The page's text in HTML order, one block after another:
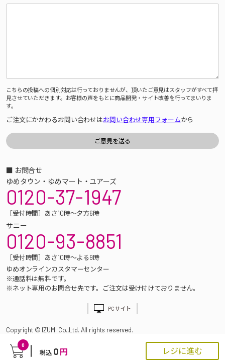
0
税込 0 円 レジに進む
こちらの投稿への個別対応は行っておりませんが、頂いたご意見はスタッフがすべて拝
見させていただきます。お客様の声をもとに商品開発・サイト改善を行ってまいりま
す。
ご注文にかかわるお問い合わせはお問い合わせ専用フォームから
■ お問合せ
ゆめタウン・ゆめマート・ユアーズ
0120-37-1947
［受付時間］あさ10時～夕方6時
サニー
0120-93-8851
［受付時間］あさ10時～よる9時
ゆめオンラインカスタマーセンター
※通話料は無料です。
※ネット専用のお問合せ先です。ご注文は受け付けておりません。
PCサイト
Copyright © IZUMI Co.,Ltd. All rights reserved.